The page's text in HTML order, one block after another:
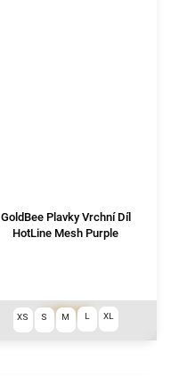
GoldBee Plavky Vrchní Díl
HotLine Mesh Purple
1 790 Kč
XS S M L XL